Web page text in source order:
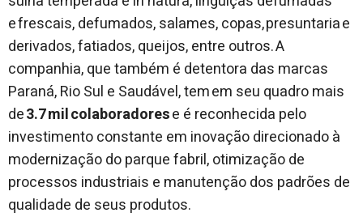
e frescais, defumados, salames, copas, presuntaria e
derivados, fatiados, queijos, entre outros. A
companhia, que também é detentora das marcas
Paraná, Rio Sul e Saudável, tem em seu quadro mais
de3.7 mil colaboradorese é reconhecida pelo
investimento constante em inovação direcionado à
modernização do parque fabril, otimização de
processos industriais e manutenção dos padrões de
qualidade de seus produtos.